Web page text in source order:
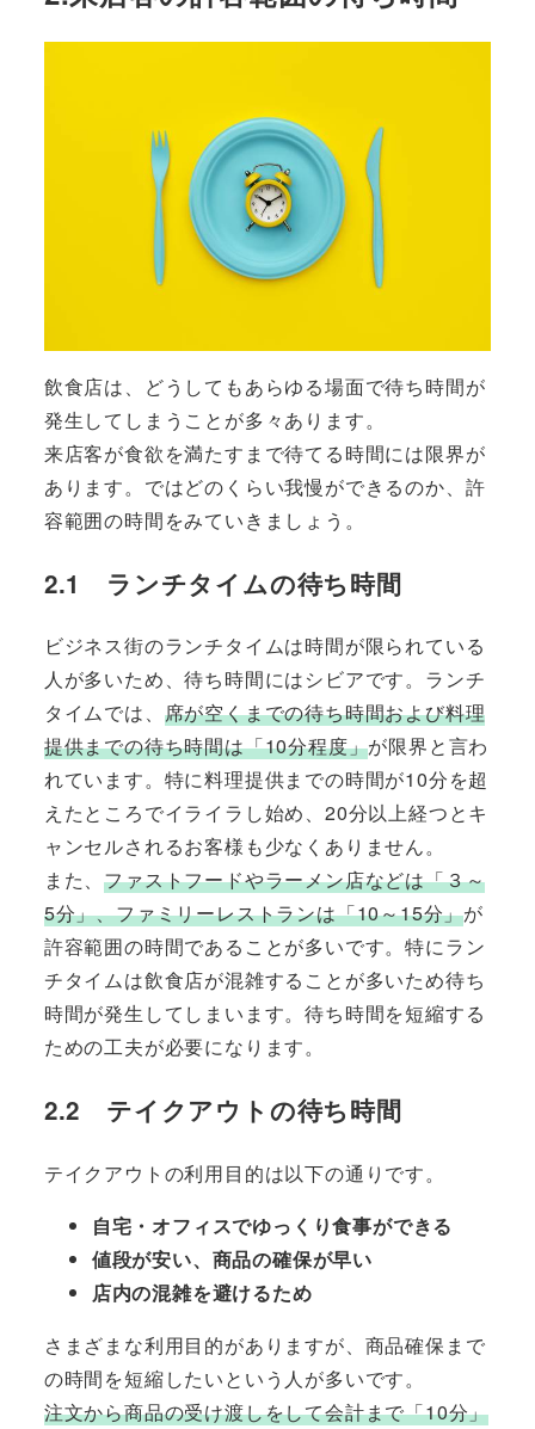
飲食店は、どうしてもあらゆる場面で待ち時間が
発生してしまうことが多々あります。
来店客が食欲を満たすまで待てる時間には限界が
あります。ではどのくらい我慢ができるのか、許
容範囲の時間をみていきましょう。
2.1 ランチタイムの待ち時間
ビジネス街のランチタイムは時間が限られている
人が多いため、待ち時間にはシビアです。ランチ
タイムでは、 席が空くまでの待ち時間および料理
提供までの待ち時間は「10分程度」が限界と言わ
れています。特に料理提供までの時間が10分を超
えたところでイライラし始め、20分以上経つとキ
ャンセルされるお客様も少なくありません。
また、ファストフードやラーメン店などは「３～
5分」、ファミリーレストランは「10～15分」が
許容範囲の時間であることが多いです。特にラン
チタイムは飲食店が混雑することが多いため待ち
時間が発生してしまいます。待ち時間を短縮する
ための工夫が必要になります。
2.2 テイクアウトの待ち時間
テイクアウトの利用目的は以下の通りです。
自宅・オフィスでゆっくり食事ができる
値段が安い、商品の確保が早い
店内の混雑を避けるため
さまざまな利用目的がありますが、商品確保まで
の時間を短縮したいという人が多いです。
注文から商品の受け渡しをして会計まで「10分」